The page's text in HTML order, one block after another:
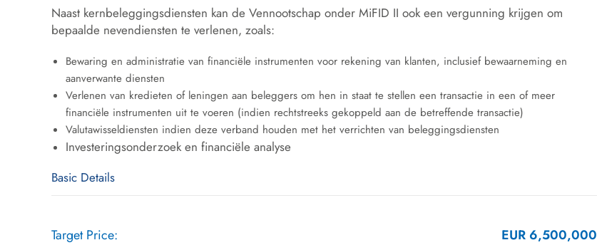
Naast kernbeleggingsdiensten kan de Vennootschap onder MiFID II ook een vergunning krijgen om
bepaalde nevendiensten te verlenen, zoals:
Bewaring en administratie van financiële instrumenten voor rekening van klanten, inclusief bewaarneming en
aanverwante diensten
Verlenen van kredieten of leningen aan beleggers om hen in staat te stellen een transactie in een of meer
financiële instrumenten uit te voeren (indien rechtstreeks gekoppeld aan de betreffende transactie)
Valutawisseldiensten indien deze verband houden met het verrichten van beleggingsdiensten
Investeringsonderzoek en financiële analyse
Basic Details
Target Price: EUR 6,500,000